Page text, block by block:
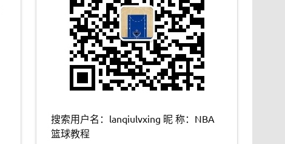
搜索用户名：lanqiulvxing 昵 称：NBA
篮球教程